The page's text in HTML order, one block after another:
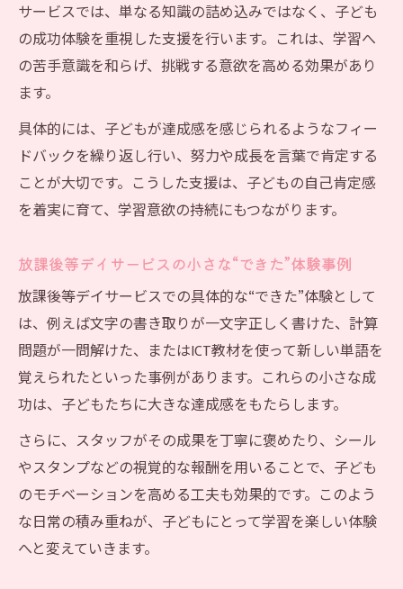
サービスでは、単なる知識の詰め込みではなく、子ども
の成功体験を重視した支援を行います。これは、学習へ
の苦手意識を和らげ、挑戦する意欲を高める効果があり
ます。
具体的には、子どもが達成感を感じられるようなフィー
ドバックを繰り返し行い、努力や成長を言葉で肯定する
ことが大切です。こうした支援は、子どもの自己肯定感
を着実に育て、学習意欲の持続にもつながります。
放課後等デイサービスの小さな“できた”体験事例
放課後等デイサービスでの具体的な“できた”体験として
は、例えば文字の書き取りが一文字正しく書けた、計算
問題が一問解けた、またはICT教材を使って新しい単語を
覚えられたといった事例があります。これらの小さな成
功は、子どもたちに大きな達成感をもたらします。
さらに、スタッフがその成果を丁寧に褒めたり、シール
やスタンプなどの視覚的な報酬を用いることで、子ども
のモチベーションを高める工夫も効果的です。このよう
な日常の積み重ねが、子どもにとって学習を楽しい体験
へと変えていきます。